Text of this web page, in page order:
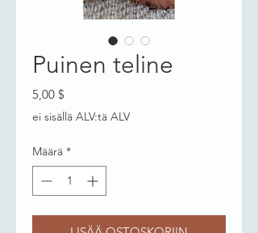
Puinen teline
5,00 $
ei sisällä ALV:tä ALV
Määrä *